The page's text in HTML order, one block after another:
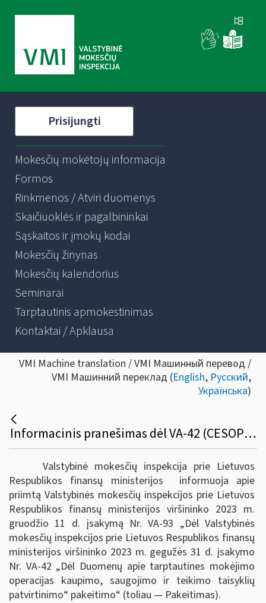
Prisijungti
Mokesčių mokėtojų informacija
Formos
Rinkmenos / Atviri duomenys
Skaičiuoklės ir pagalbininkai
Sąskaitos ir įmokų kodai
Mokesčių žinynas
Mokesčių kalendorius
Seminarai
Tarptautinis apmokestinimas
Kontaktai / Apklausa
VMI Machine translation / VMI Машинный перевод /
VMI Машинний переклад (English, Русский,
Українська)
Informacinis pranešimas dėl VA-42 (CESOP) pakeitimo
Valstybinė mokesčių inspekcija prie Lietuvos
Respublikos finansų ministerijos informuoja apie
priimtą Valstybinės mokesčių inspekcijos prie Lietuvos
Respublikos finansų ministerijos viršininko 2023 m.
gruodžio 11 d. įsakymą Nr. VA-93 „Dėl Valstybinės
mokesčių inspekcijos prie Lietuvos Respublikos finansų
ministerijos viršininko 2023 m. gegužės 31 d. įsakymo
Nr. VA-42 „Dėl Duomenų apie tarptautines mokėjimo
operacijas kaupimo, saugojimo ir teikimo taisyklių
patvirtinimo“ pakeitimo“ (toliau — Pakeitimas).